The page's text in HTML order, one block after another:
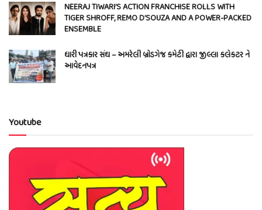
NEERAJ TIWARI’S ACTION FRANCHISE ROLLS WITH
TIGER SHROFF, REMO D’SOUZA AND A POWER-PACKED
ENSEMBLE
ધારી પત્રકાર સંઘ – અમરેલી બ્રોડગેજ કમેટી દ્વારા જીલ્લા કલેકટર ને
આવેદનપત્ર
Youtube